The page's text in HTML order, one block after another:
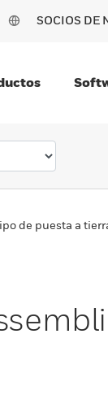
SOCIOS DE
de puesta a